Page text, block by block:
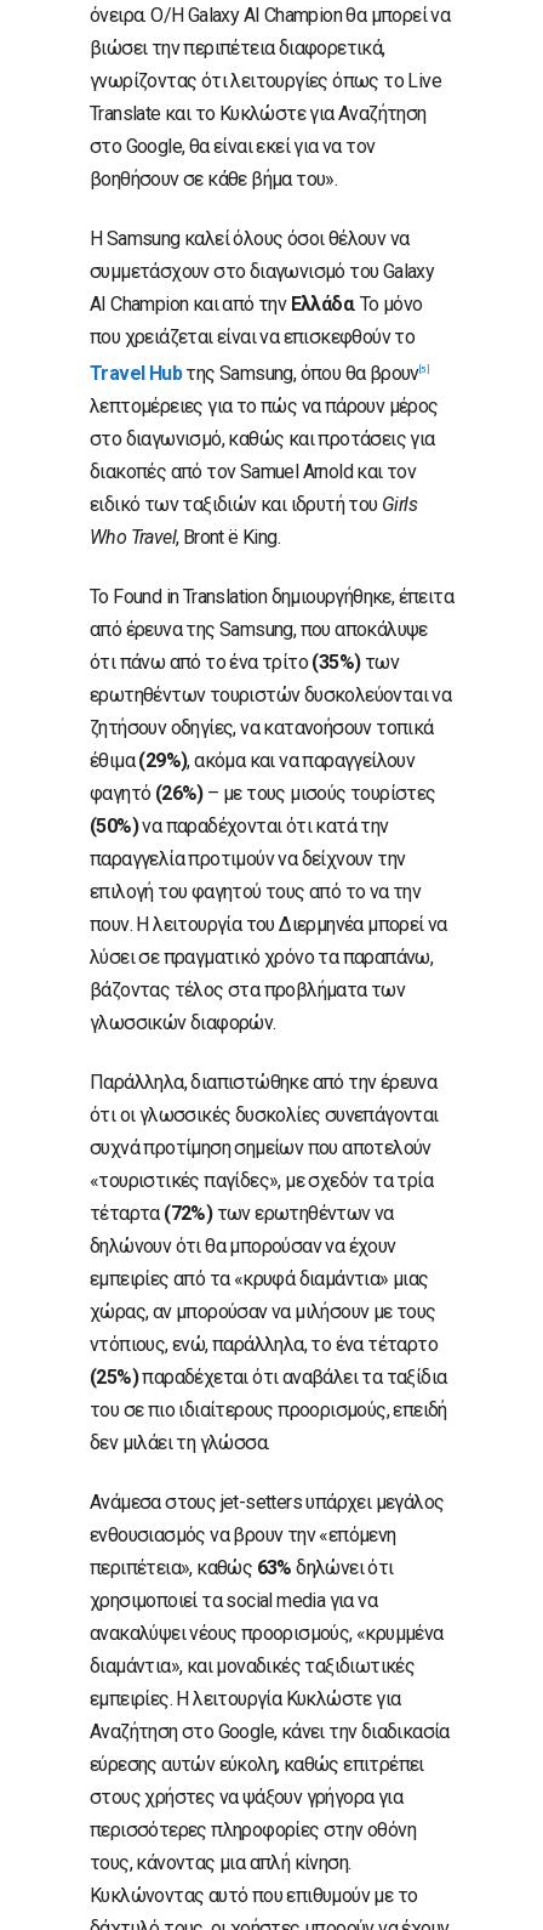
όνειρα. Ο/Η Galaxy AI Champion θα μπορεί να
βιώσει την περιπέτεια διαφορετικά,
γνωρίζοντας ότι λειτουργίες όπως το Live
Translate και το Κυκλώστε για Αναζήτηση
στο Google, θα είναι εκεί για να τον
βοηθήσουν σε κάθε βήμα του».
Η Samsung καλεί όλους όσοι θέλουν να
συμμετάσχουν στο διαγωνισμό του Galaxy
AI Champion και από την Ελλάδα. Το μόνο
που χρειάζεται είναι να επισκεφθούν το
Travel Hubτης Samsung, όπου θα βρουν[5]
λεπτομέρειες για το πώς να πάρουν μέρος
στο διαγωνισμό, καθώς και προτάσεις για
διακοπές από τον Samuel Arnold και τον
ειδικό των ταξιδιών και ιδρυτή του Girls
Who Travel, Bront ë King.
Το Found in Translation δημιουργήθηκε, έπειτα
από έρευνα της Samsung, που αποκάλυψε
ότι πάνω από το ένα τρίτο(35%)των
ερωτηθέντων τουριστών δυσκολεύονται να
ζητήσουν οδηγίες, να κατανοήσουν τοπικά
έθιμα(29%), ακόμα και να παραγγείλουν
φαγητό (26%)– με τους μισούς τουρίστες
(50%)να παραδέχονται ότι κατά την
παραγγελία προτιμούν να δείχνουν την
επιλογή του φαγητού τους από το να την
πουν. Η λειτουργία του Διερμηνέα μπορεί να
λύσει σε πραγματικό χρόνο τα παραπάνω,
βάζοντας τέλος στα προβλήματα των
γλωσσικών διαφορών.
Παράλληλα, διαπιστώθηκε από την έρευνα
ότι οι γλωσσικές δυσκολίες συνεπάγονται
συχνά προτίμηση σημείων που αποτελούν
«τουριστικές παγίδες», με σχεδόν τα τρία
τέταρτα (72%) των ερωτηθέντων να
δηλώνουν ότι θα μπορούσαν να έχουν
εμπειρίες από τα «κρυφά διαμάντια» μιας
χώρας, αν μπορούσαν να μιλήσουν με τους
ντόπιους, ενώ, παράλληλα, το ένα τέταρτο
(25%)παραδέχεται ότι αναβάλει τα ταξίδια
του σε πιο ιδιαίτερους προορισμούς, επειδή
δεν μιλάει τη γλώσσα.
Ανάμεσα στους jet-setters υπάρχει μεγάλος
ενθουσιασμός να βρουν την «επόμενη
περιπέτεια», καθώς 63%δηλώνει ότι
χρησιμοποιεί τα social media για να
ανακαλύψει νέους προορισμούς, «κρυμμένα
διαμάντια», και μοναδικές ταξιδιωτικές
εμπειρίες. Η λειτουργία Κυκλώστε για
Αναζήτηση στο Google, κάνει την διαδικασία
εύρεσης αυτών εύκολη, καθώς επιτρέπει
στους χρήστες να ψάξουν γρήγορα για
περισσότερες πληροφορίες στην οθόνη
τους, κάνοντας μια απλή κίνηση.
Κυκλώνοντας αυτό που επιθυμούν με το